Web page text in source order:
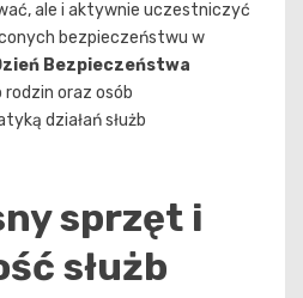
ale i aktywnie uczestniczyć
bezpieczeństwu w
Bezpieczeństwa
rodzin oraz osób
działań służb
sprzęt i
służb